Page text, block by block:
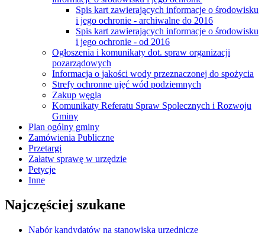
Spis kart zawierających informacje o środowisku
i jego ochronie - archiwalne do 2016
Spis kart zawierających informacje o środowisku
i jego ochronie - od 2016
Ogłoszenia i komunikaty dot. spraw organizacji
pozarządowych
Informacja o jakości wody przeznaczonej do spożycia
Strefy ochronne ujęć wód podziemnych
Zakup węgla
Komunikaty Referatu Spraw Spolecznych i Rozwoju
Gminy
Plan ogólny gminy
Zamówienia Publiczne
Przetargi
Załatw sprawę w urzędzie
Petycje
Inne
Najczęściej szukane
Nabór kandydatów na stanowiska urzędnicze